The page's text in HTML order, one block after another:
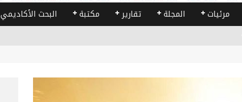
مرئيات المجلة تقارير مكتبة البحث الأكاديمي